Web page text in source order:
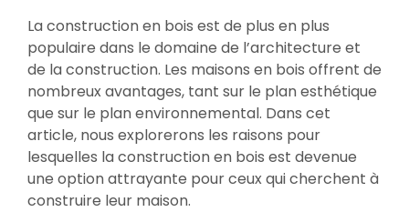
La construction en bois est de plus en plus
populaire dans le domaine de l’architecture et
de la construction. Les maisons en bois offrent de
nombreux avantages, tant sur le plan esthétique
que sur le plan environnemental. Dans cet
article, nous explorerons les raisons pour
lesquelles la construction en bois est devenue
une option attrayante pour ceux qui cherchent à
construire leur maison.